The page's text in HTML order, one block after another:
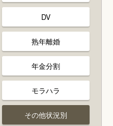
DV
熟年離婚
年金分割
モラハラ
その他状況別